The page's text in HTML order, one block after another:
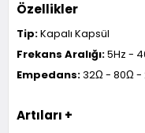
Özellikler
Tip:Kapalı Kapsül
Frekans Aralığı:5Hz -
Empedans:32Ω - 80Ω -
Artıları +